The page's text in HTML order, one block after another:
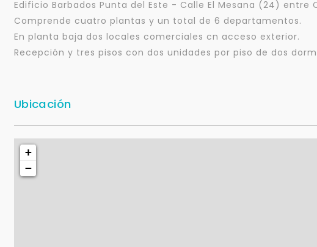
Edificio Barbados Punta del Este - Calle El Mesana (24) entre
Comprende cuatro plantas y un total de 6 departamentos.
En planta baja dos locales comerciales cn acceso exterior.
Recepción y tres pisos con dos unidades por piso de dos
Ubicación
+
−